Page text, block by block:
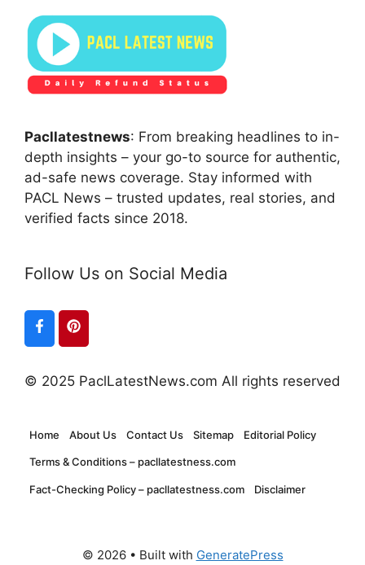
Pacllatestnews: From breaking headlines to in-
depth insights – your go-to source for authentic,
ad-safe news coverage. Stay informed with
PACL News – trusted updates, real stories, and
verified facts since 2018.
Follow Us on Social Media
© 2025 PaclLatestNews.com All rights reserved
Home About Us Contact Us Sitemap Editorial Policy
Terms & Conditions – pacllatestness.com
Fact-Checking Policy – pacllatestness.com Disclaimer
© 2026 • Built with GeneratePress